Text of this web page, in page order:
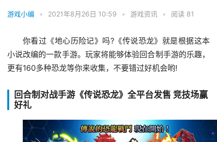
游戏小编 • 2021年8月26日 10:59 • 游戏资讯 • 阅读 81
你看过《地心历险记》吗?《传说恐龙》就是根据这本
小说改编的一款手游。玩家将能够体验回合制手游的乐趣，
更有160多种恐龙等你来收集，不要错过好机会哟!
回合制对战手游《传说恐龙》全平台发售 竞技场赢
好礼